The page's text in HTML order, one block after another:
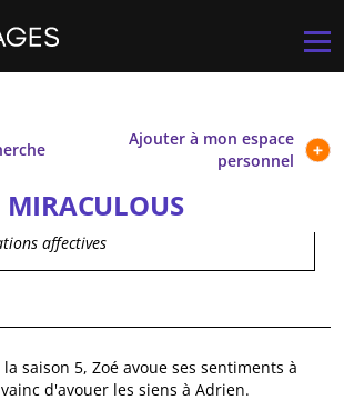
Ajouter à mon espace
personnel
MIRACULOUS
affectives
saison 5, Zoé avoue ses sentiments à
d'avouer les siens à Adrien.